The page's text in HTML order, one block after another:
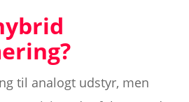
til analogt udstyr, men